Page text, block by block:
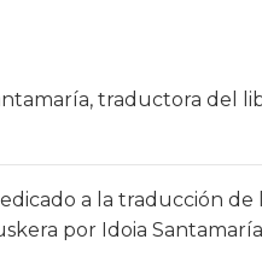
traductora del
a la traducción de
por Idoia